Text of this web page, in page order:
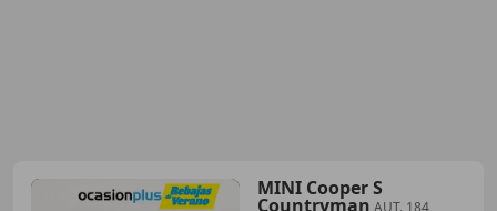
MINI Cooper S
Countryman AUT. 184